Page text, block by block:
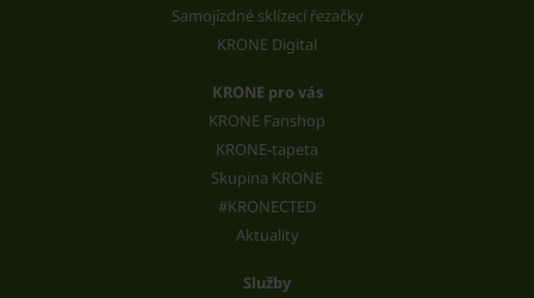
Samojízdné sklízecí řezačky
KRONE Digital
KRONE pro vás
KRONE Fanshop
KRONE-tapeta
Skupina KRONE
#KRONECTED
Aktuality
Služby